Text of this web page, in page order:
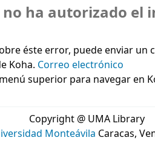
ha autorizado el
éste error, puede enviar un
Koha. Correo electrónico
superior para navegar en
Copyright @ UMA Library
Monteávila Caracas,